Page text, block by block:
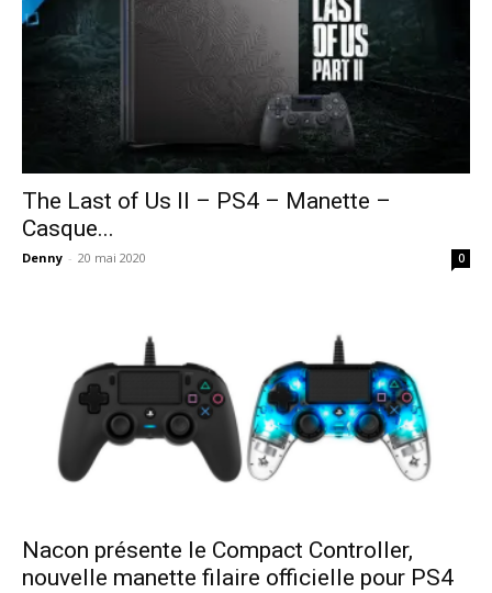
The Last of Us II – PS4 – Manette –
Casque...
Denny - 20 mai 2020 0
Nacon présente le Compact Controller,
nouvelle manette filaire officielle pour PS4